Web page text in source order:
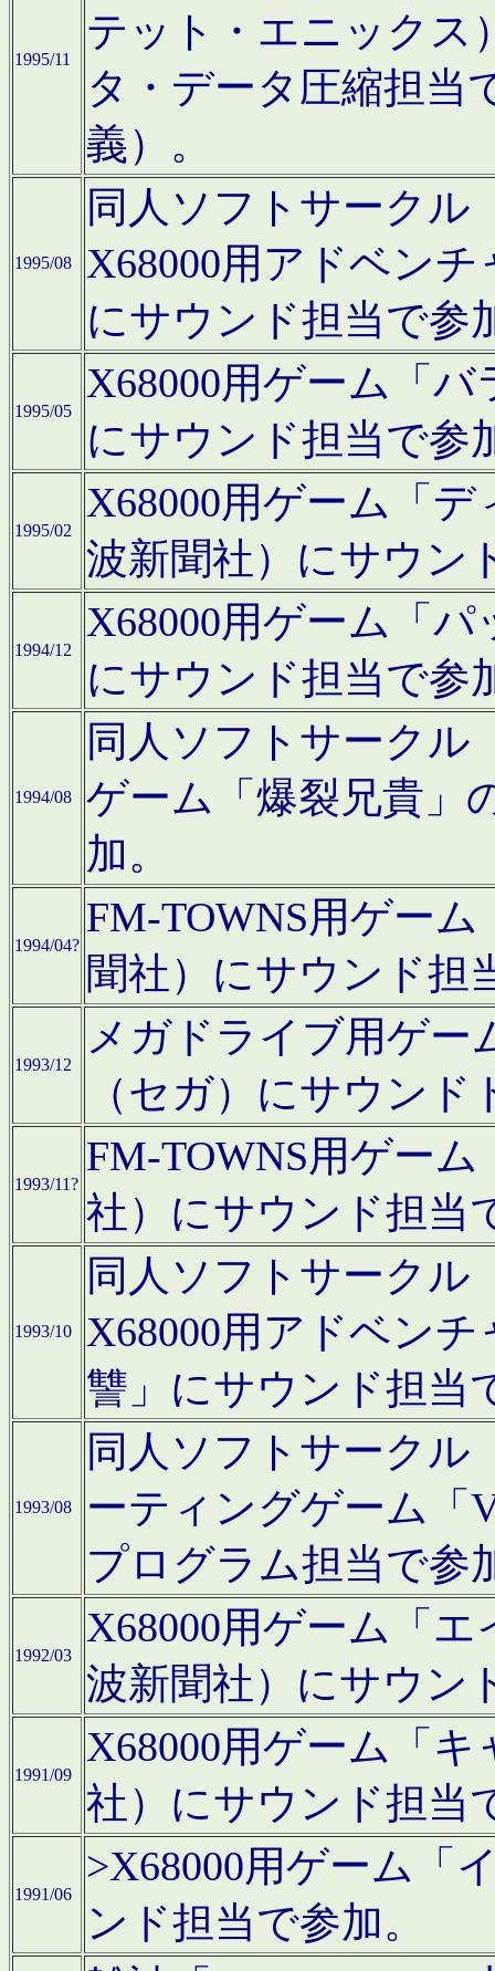
1995/11
テット・エニックス
タ・データ圧縮担当
義）。
1995/08
同人ソフトサークル
X68000用アドベン
にサウンド担当で参
1995/05
X68000用ゲーム「
にサウンド担当で参
1995/02
X68000用ゲーム「
波新聞社）にサウン
1994/12
X68000用ゲーム「
にサウンド担当で参
1994/08
同人ソフトサークル
ゲーム「爆裂兄貴」
加。
1994/04?
FM-TOWNS用ゲー
聞社）にサウンド担
1993/12
メガドライブ用ゲー
（セガ）にサウン
1993/11?
FM-TOWNS用ゲー
社）にサウンド担当
1993/10
同人ソフトサークル
X68000用アドベン
讐」にサウンド担当
1993/08
同人ソフトサークル
ーティングゲーム「
プログラム担当で参
1992/03
X68000用ゲーム「
波新聞社）にサウン
1991/09
X68000用ゲーム「
社）にサウンド担当
1991/06
>X68000用ゲーム「
ンド担当で参加。